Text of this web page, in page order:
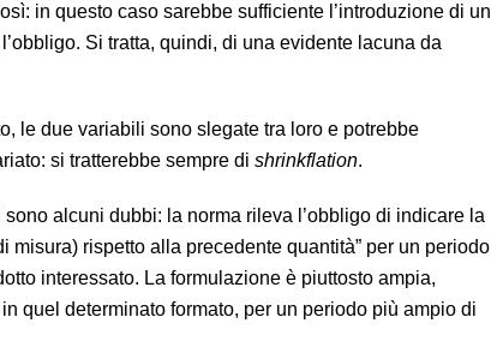
in questo caso sarebbe sufficiente l’introduzione di un
Si tratta, quindi, di una evidente lacuna da
le due variabili sono slegate tra loro e potrebbe
si tratterebbe sempre di shrinkflation.
alcuni dubbi: la norma rileva l’obbligo di indicare la
rispetto alla precedente quantità” per un periodo
interessato. La formulazione è piuttosto ampia,
quel determinato formato, per un periodo più ampio di